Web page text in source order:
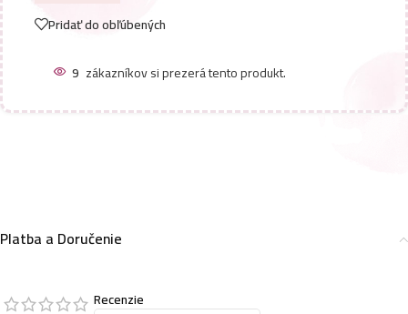
Pridať do obľúbených
9 zákazníkov si prezerá tento produkt.
Platba a Doručenie
Recenzie